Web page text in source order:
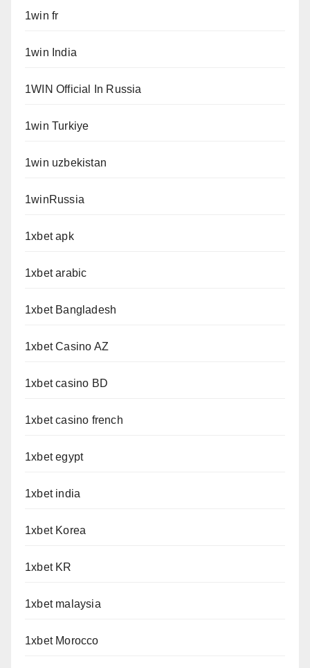
1win fr
1win India
1WIN Official In Russia
1win Turkiye
1win uzbekistan
1winRussia
1xbet apk
1xbet arabic
1xbet Bangladesh
1xbet Casino AZ
1xbet casino BD
1xbet casino french
1xbet egypt
1xbet india
1xbet Korea
1xbet KR
1xbet malaysia
1xbet Morocco